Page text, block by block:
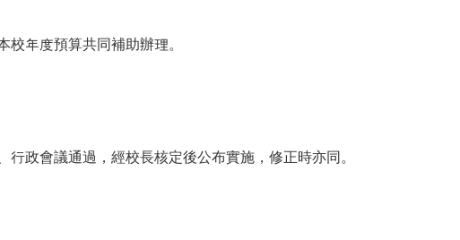
校年度預算共同補助辦理。
行政會議通過，經校長核定後公布實施，修正時亦同。